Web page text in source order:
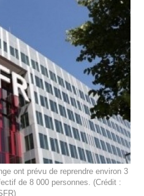
ont prévu de reprendre environ 3
de 8 000 personnes. (Crédit :